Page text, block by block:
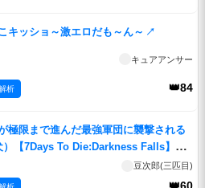
キッショ～激エロだも～ん～ ↗
キュアアンサー
👑84
析
極限まで進んだ最強軍団に襲撃される
）【7Days To Die:Darkness Falls】＃
豆次郎(三匹目)
👑60